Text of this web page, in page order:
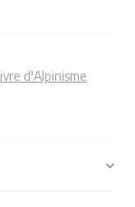
d'Alpinisme